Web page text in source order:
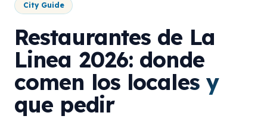
City Guide
Restaurantes de La
Linea 2026: donde
comen los locales y
que pedir